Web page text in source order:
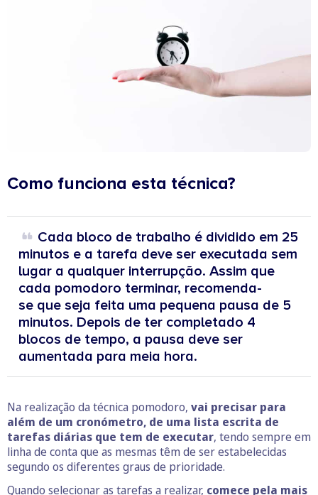
Como funciona esta técnica?
Cada bloco de trabalho é dividido em 25
minutos e a tarefa deve ser executada sem
lugar a qualquer interrupção. Assim que
cada pomodoro terminar, recomenda-
se que seja feita uma pequena pausa de 5
minutos. Depois de ter completado 4
blocos de tempo, a pausa deve ser
aumentada para meia hora.
Na realização da técnica pomodoro, vai precisar para
além de um cronómetro, de uma lista escrita de
tarefas diárias que tem de executar, tendo sempre em
linha de conta que as mesmas têm de ser estabelecidas
segundo os diferentes graus de prioridade.
Quando selecionar as tarefas a realizar, comece pela mais